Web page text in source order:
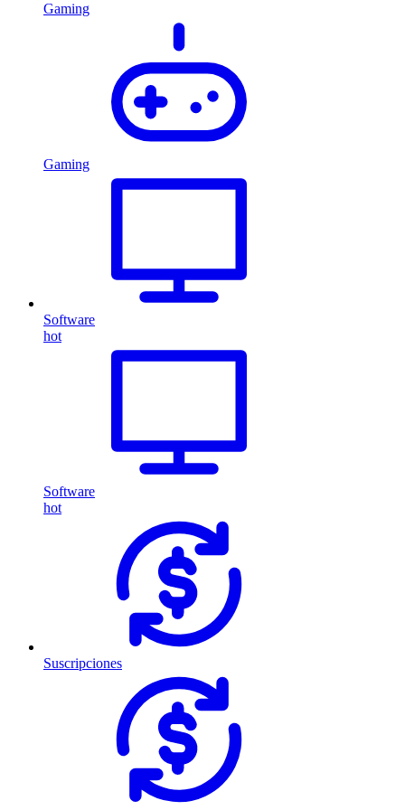
Gaming
Gaming
Software
hot
Software
hot
Suscripciones